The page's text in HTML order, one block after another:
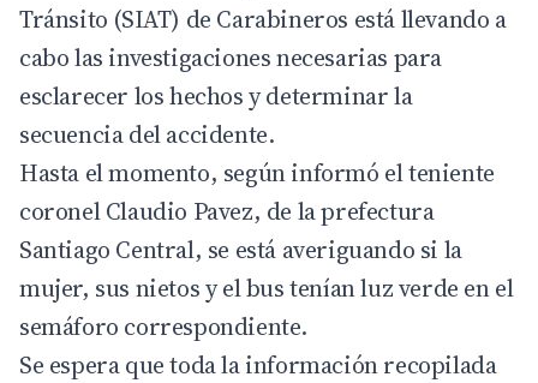
Tránsito (SIAT) de Carabineros está llevando a
cabo las investigaciones necesarias para
esclarecer los hechos y determinar la
secuencia del accidente.
Hasta el momento, según informó el teniente
coronel Claudio Pavez, de la prefectura
Santiago Central, se está averiguando si la
mujer, sus nietos y el bus tenían luz verde en el
semáforo correspondiente.
Se espera que toda la información recopilada